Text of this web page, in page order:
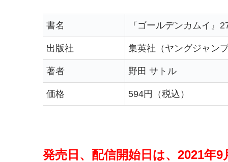
書名 『ゴールデンカムイ』
出版社 集英社（ヤングジャン
著者 野田 サトル
価格 594円（税込）
発売日、配信開始日は、2021年9